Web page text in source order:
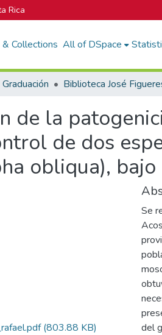
Rica
Collections All of DSpace
de la
de dos
obliqua),
(803.88 KB)
Se
del